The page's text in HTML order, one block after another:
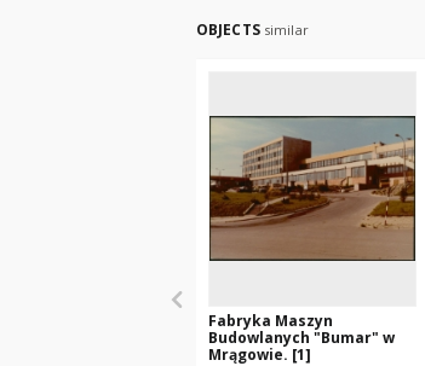
OBJECTS similar
Fabryka Maszyn
Budowlanych "Bumar" w
Mrągowie. [1]